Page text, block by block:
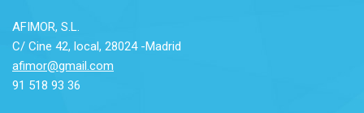
AFIMOR, S.L.
C/ Cine 42, local, 28024 -Madrid
afimor@gmail.com
91 518 93 36